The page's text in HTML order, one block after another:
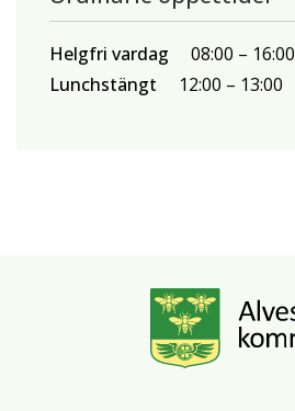
Helgfri vardag 08:00
16:00
Lunchstängt
12:00 13:00